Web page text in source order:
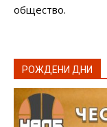
общество.
РОЖДЕНИ ДНИ